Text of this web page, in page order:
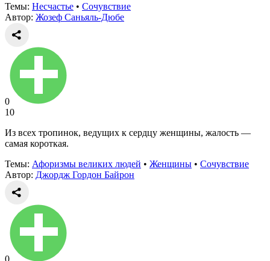
Темы: Несчастье • Сочувствие
Автор: Жозеф Саньяль-Дюбе
0
10
Из всех тропинок, ведущих к сердцу женщины, жалость —
самая короткая.
Темы: Афоризмы великих людей • Женщины • Сочувствие
Автор: Джордж Гордон Байрон
0